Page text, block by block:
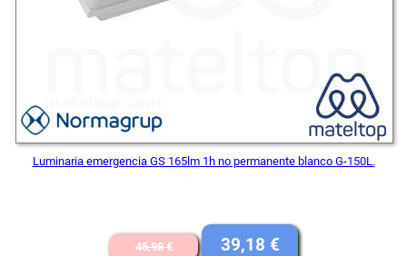
Luminaria emergencia GS 165lm 1h no permanente blanco G-150L.
45,98€
El
39,18 €
El